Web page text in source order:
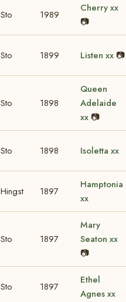
Sto 1989
Cherry xx
📷
Sto 1899 Listen xx 📷
Sto 1898
Queen
Adelaide
xx 📷
Sto 1898 Isoletta xx
Hingst 1897
Hamptonia
xx
Sto 1897
Mary
Seaton xx
📷
Sto 1897
Ethel
Agnes xx